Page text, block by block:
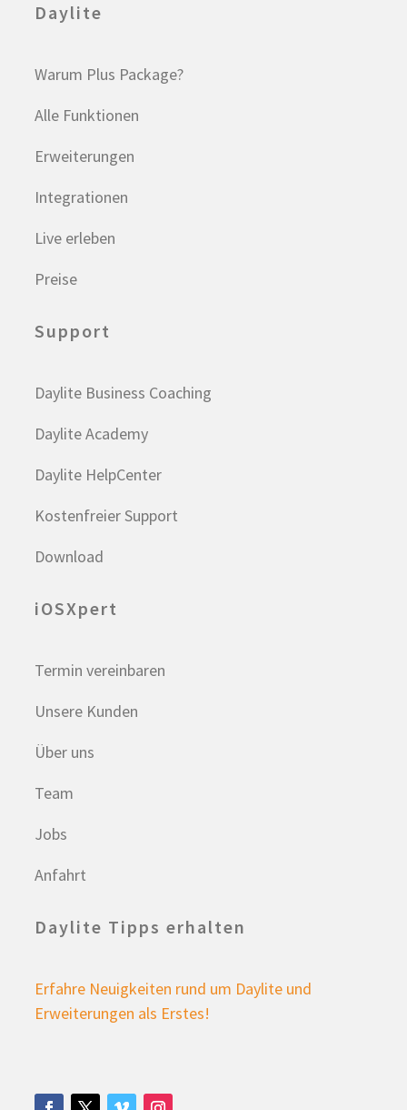
Daylite
Warum Plus Package?
Alle Funktionen
Erweiterungen
Integrationen
Live erleben
Preise
Support
Daylite Business Coaching
Daylite Academy
Daylite HelpCenter
Kostenfreier Support
Download
iOSXpert
Termin vereinbaren
Unsere Kunden
Über uns
Team
Jobs
Anfahrt
Daylite Tipps erhalten
Erfahre Neuigkeiten rund um Daylite und
Erweiterungen als Erstes!